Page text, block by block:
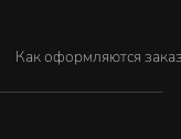
Как оформляются